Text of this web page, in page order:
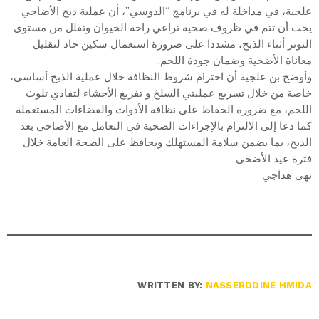
علجية، في مداخلة له في برنامج “الدوسي”، أن عملية ذبح الأضاحي
يجب أن تتم في ظروف صحية تراعي راحة الحيوان وتقلل من مستوى
التوتر أثناء الذبح، مشددا على ضرورة استعمال سكين حاد لتقليل
معاناة الأضحية وضمان جودة اللحم.
وأوضح بن علجية أن احترام شروط النظافة خلال عملية الذبح أساسي،
خاصة من خلال تسريع عمليتي السلخ و تفريغ الأحشاء لتفادي تلوث
اللحم، مع ضرورة الحفاظ على نظافة الأدوات والفضاءات المستعملة.
كما دعا إلى الالتزام بالإجراءات الصحية في التعامل مع الأضاحي بعد
الذبح، بما يضمن سلامة المستهلك ويحافظ على الصحة العامة خلال
فترة عيد الأضحى.
نهى هداجي
WRITTEN BY: NASSERDDINE HMIDA